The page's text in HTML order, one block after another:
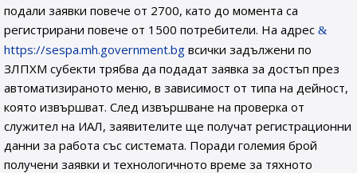
подали заявки повече от 2700, като до момента са
регистрирани повече от 1500 потребители. На адрес
https://sespa.mh.government.bg всички задължени по
ЗЛПХМ субекти трябва да подадат заявка за достъп през
автоматизираното меню, в зависимост от типа на дейност,
която извършват. След извършване на проверка от
служител на ИАЛ, заявителите ще получат регистрационни
данни за работа със системата. Поради големия брой
получени заявки и технологичното време за тяхното